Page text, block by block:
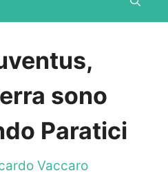
sono
Paratici
Vaccaro